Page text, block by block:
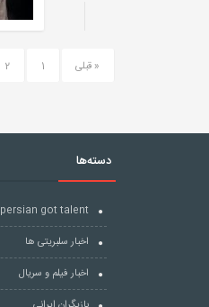
« قبلی 1
2
دسته‌ها
persian got talent
اخبار سلبریتی ها
اخبار فیلم و سریال